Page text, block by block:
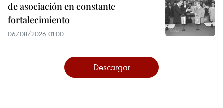
de asociación en constante
fortalecimiento
06/08/2026 01:00
Descargar